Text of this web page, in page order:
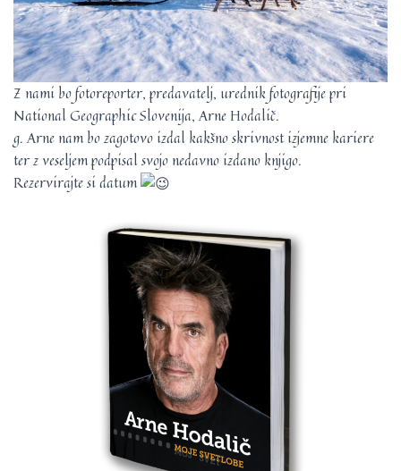
Z nami bo fotoreporter, predavatelj, urednik fotografije pri
National Geographic Slovenija, Arne Hodalič.
g. Arne nam bo zagotovo izdal kakšno skrivnost izjemne kariere
ter z veseljem podpisal svojo nedavno izdano knjigo.
Rezervirajte si datum